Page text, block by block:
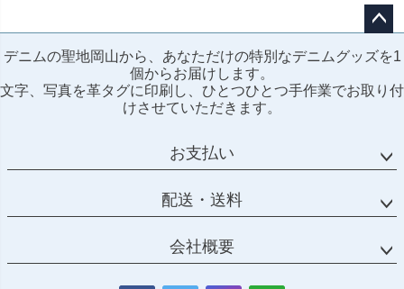
ジト
ップ
へ
デニムの聖地岡山から、あなただけの特別なデニムグッズを1
個からお届けします。
文字、写真を革タグに印刷し、ひとつひとつ手作業でお取り付
けさせていただきます。
お支払い
配送・送料
会社概要